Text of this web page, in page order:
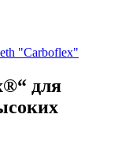
"Carboflex"
для